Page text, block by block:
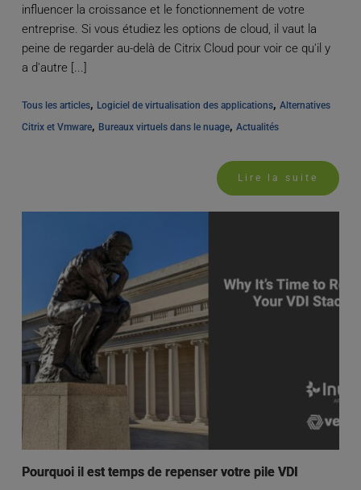
influencer la croissance et le fonctionnement de votre
entreprise. Si vous étudiez les options de cloud, il vaut la
peine de regarder au-delà de Citrix Cloud pour voir ce qu'il y
a d'autre [...]
Tous les articles, Logiciel de virtualisation des applications, Alternatives
Citrix et Vmware, Bureaux virtuels dans le nuage, Actualités
Lire la suite
Pourquoi il est temps de repenser votre pile VDI